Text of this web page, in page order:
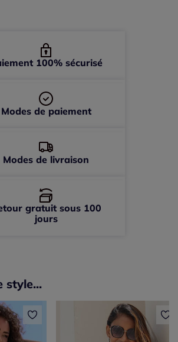
100% sécurisé
Modes de paiement
Modes de livraison
gratuit sous 100
jours
style...